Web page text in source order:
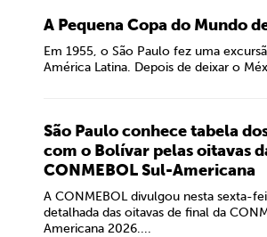
A Pequena Copa do Mundo
Em 1955, o São Paulo fez uma
América Latina. Depois de deixar o
São Paulo conhece tabela
com o Bolívar pelas oitavas
CONMEBOL Sul-Americana
A CONMEBOL divulgou nesta sexta-
detalhada das oitavas de final da
Americana 2026....